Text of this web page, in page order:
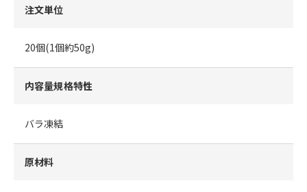
注文単位
20個(1個約50g)
内容量規格特性
バラ凍結
原材料